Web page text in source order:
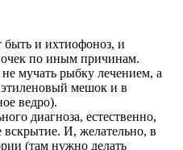
и ихтиофоноз, и
по иным причинам.
мучать рыбку лечением, а
мешок и в
ведро).
диагноза, естественно,
вскрытие. И, желательно, в
(там нужно делать